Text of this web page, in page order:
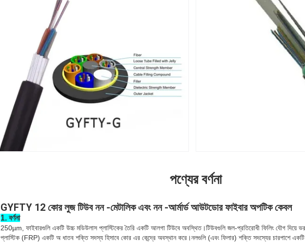
পণ্যের বর্ণনা
GYFTY 12 কোর লুজ টিউব নন -মেটালিক এবং নন -আর্মার্ড আউটডোর ফাইবার অপটিক কেবল
1. বর্ণনা
250µm, ফাইবারগুলি একটি উচ্চ মডিউলাস প্লাস্টিকের তৈরি একটি আলগা টিউবে অবস্থিত।টিউবগুলি জল-প্রতিরোধী ফিলিং যৌগ দিয়ে
প্লাস্টিক (FRP) একটি অ ধাতব শক্তি সদস্য হিসাবে কোর এর কেন্দ্রে অবস্থান করে।নলগুলি (এবং ফিলার) শক্তি সদস্যের চারপাশে